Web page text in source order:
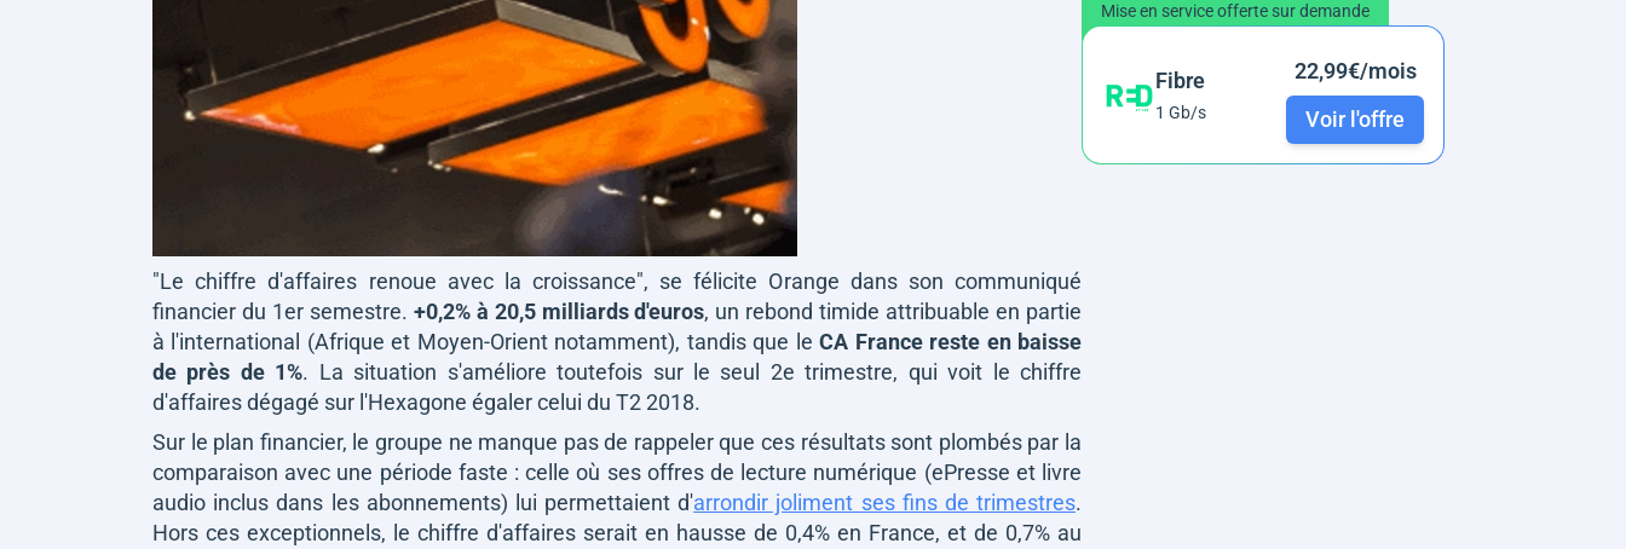
"Le chiffre d'affaires renoue avec la croissance", se félicite Orange dans son communiqué
financier du 1er semestre. +0,2% à 20,5 milliards d'euros, un rebond timide attribuable en partie
à l'international (Afrique et Moyen-Orient notamment), tandis que leCA France reste en baisse
de près de 1%. La situation s'améliore toutefois sur le seul 2e trimestre, qui voit le chiffre
d'affaires dégagé sur l'Hexagone égaler celui du T2 2018.
Sur le plan financier, le groupe ne manque pas de rappeler que ces résultats sont plombés par la
comparaison avec une période faste : celle où ses offres de lecture numérique (ePresse et livre
audio inclus dans les abonnements) lui permettaient d'arrondir joliment ses fins de trimestres.
Hors ces exceptionnels, le chiffre d'affaires serait en hausse de 0,4% en France, et de 0,7% au
Mise en service offerte sur demande
Fibre
1 Gb/s
22,99€/mois
Voir l'offre